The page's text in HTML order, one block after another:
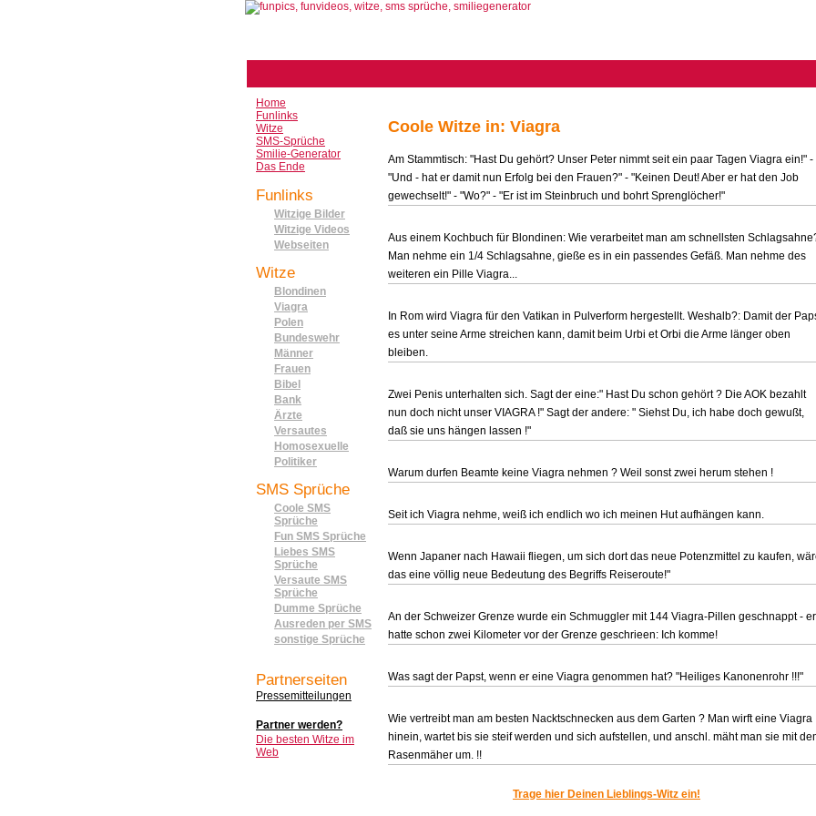
Home
Funlinks
Witze
SMS-Sprüche
Smilie-Generator
Das Ende
Funlinks
Witzige Bilder
Witzige Videos
Webseiten
Witze
Blondinen
Viagra
Polen
Bundeswehr
Männer
Frauen
Bibel
Bank
Ärzte
Versautes
Homosexuelle
Politiker
SMS Sprüche
Coole SMS
Sprüche
Fun SMS Sprüche
Liebes SMS
Sprüche
Versaute SMS
Sprüche
Dumme Sprüche
Ausreden per SMS
sonstige Sprüche
Partnerseiten
Pressemitteilungen
Partner werden?
Die besten Witze im
Web
Coole Witze in: Viagra
Am Stammtisch: "Hast Du gehört? Unser Peter nimmt seit ein paar Tagen Viagra ein!" -
"Und - hat er damit nun Erfolg bei den Frauen?" - "Keinen Deut! Aber er hat den Job
gewechselt!" - "Wo?" - "Er ist im Steinbruch und bohrt Sprenglöcher!"
Aus einem Kochbuch für Blondinen: Wie verarbeitet man am schnellsten
Man nehme ein 1/4 Schlagsahne, gieße es in ein passendes Gefäß. Man nehme des
weiteren ein Pille Viagra...
In Rom wird Viagra für den Vatikan in Pulverform hergestellt. Weshalb?: Damit der
es unter seine Arme streichen kann, damit beim Urbi et Orbi die Arme länger oben
bleiben.
Zwei Penis unterhalten sich. Sagt der eine:" Hast Du schon gehört ? Die AOK bezahlt
nun doch nicht unser VIAGRA !" Sagt der andere: " Siehst Du, ich habe doch gewußt,
daß sie uns hängen lassen !"
Warum durfen Beamte keine Viagra nehmen ? Weil sonst zwei herum stehen !
Seit ich Viagra nehme, weiß ich endlich wo ich meinen Hut aufhängen kann.
Wenn Japaner nach Hawaii fliegen, um sich dort das neue Potenzmittel zu kaufen,
das eine völlig neue Bedeutung des Begriffs Reiseroute!"
An der Schweizer Grenze wurde ein Schmuggler mit 144 Viagra-Pillen geschnappt - er
hatte schon zwei Kilometer vor der Grenze geschrieen: Ich komme!
Was sagt der Papst, wenn er eine Viagra genommen hat? "Heiliges Kanonenrohr !!!"
Wie vertreibt man am besten Nacktschnecken aus dem Garten ? Man wirft eine Viagra
hinein, wartet bis sie steif werden und sich aufstellen, und anschl. mäht man sie mit
Rasenmäher um. !!
Trage hier Deinen Lieblings-Witz ein!